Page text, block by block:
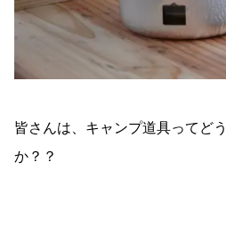
皆さんは、キャンプ道具ってど
か？？